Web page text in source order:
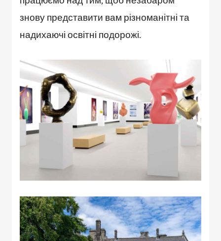
знову представити вам різноманітні та
надихаючі освітні подорожі.